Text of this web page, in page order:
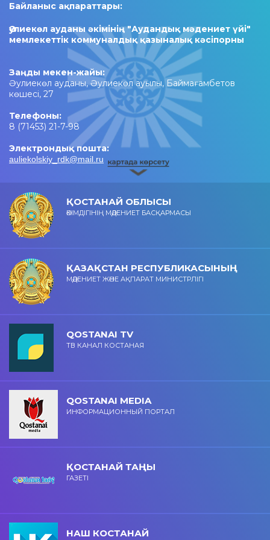
Байланыс ақпараттары:
Әулиекөл ауданы әкімінің "Аудандық мәдениет үйі"
мемлекеттік коммуналдық қазыналық кәсіпорны
Заңды мекен-жайы:
Әулиекөл ауданы, Әулиекөл ауылы, Баймағамбетов
көшесі, 27
Телефоны:
8 (71453) 21-7-98
Электрондық пошта:
auliekolskiy_rdk@mail.ru
ҚОСТАНАЙ ОБЛЫСЫ
ӘКІМДІГІНІҢ МӘДЕНИЕТ БАСҚАРМАСЫ
ҚАЗАҚСТАН РЕСПУБЛИКАСЫНЫҢ
МӘДЕНИЕТ ЖӘНЕ АҚПАРАТ МИНИСТРЛІГІ
QOSTANAI TV
ТВ КАНАЛ КОСТАНАЯ
QOSTANAI MEDIA
ИНФОРМАЦИОННЫЙ ПОРТАЛ
ҚОСТАНАЙ ТАҢЫ
ГАЗЕТІ
НАШ КОСТАНАЙ